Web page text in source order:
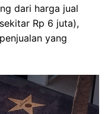
dari harga jual
Rp 6 juta),
yang